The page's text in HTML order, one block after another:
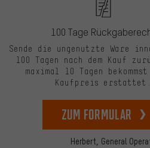
Herbert, General
100 Tage
Sende die ungenutzte Ware
100 Tagen nach dem Kauf
maximal 10 Tagen bekommst
Kaufpreis erstattet.
zum Formular